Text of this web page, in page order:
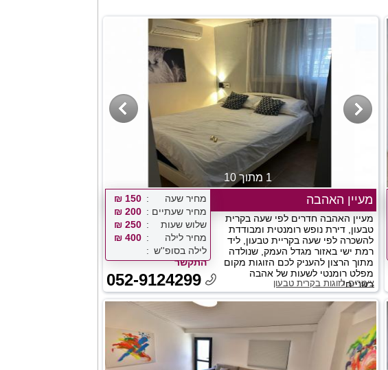
1 מתוך 10
מעיין האהבה
מעיין האהבה חדרים לפי שעה בקרית
טבעון, דירת נופש רומנטית ומבודדת
להשכרה לפי שעה בקריית טבעון, ליד
רמת ישי באזור מגדל העמק, שנולדה
מתוך הרצון להעניק לכם הזוגות מקום
מפלט רומנטי לשעות של אהבה
בשניים!...
צימרים לזוגות בקרית טבעון
מחיר שעה
150 ₪
מחיר שעתיים
200 ₪
שלוש שעות
250 ₪
מחיר לילה
400 ₪
לילה בסופ''ש
התקשר
052-9124299